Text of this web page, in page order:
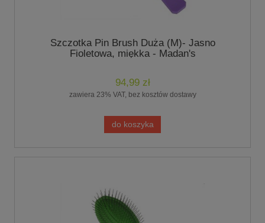
Szczotka Pin Brush Duża (M)- Jasno
Fioletowa, miękka - Madan's
94,99 zł
zawiera 23% VAT, bez kosztów dostawy
do koszyka